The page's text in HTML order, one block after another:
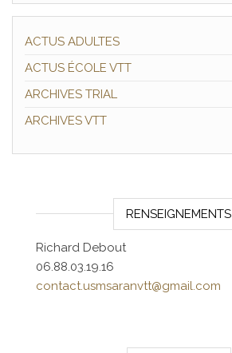
ACTUS ADULTES
ACTUS ÉCOLE VTT
ARCHIVES TRIAL
ARCHIVES VTT
RENSEIGNEMENTS
Richard Debout
06.88.03.19.16
contact.usmsaranvtt@gmail.com